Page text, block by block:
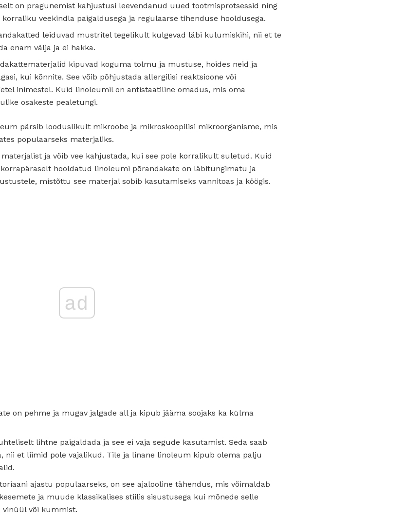
on pragunemist kahjustusi leevendanud uued tootmisprotsessid ning
veekindla paigaldusega ja regulaarse tihenduse hooldusega.
leiduvad mustritel tegelikult kulgevad läbi kulumiskihi, nii et te
enam välja ja ei hakka.
kipuvad koguma tolmu ja mustuse, hoides neid ja
kui kõnnite. See võib põhjustada allergilisi reaktsioone või
inimestel. Kuid linoleumil on antistaatiline omadus, mis oma
osakeste pealetungi.
pärsib looduslikult mikroobe ja mikroskoopilisi mikroorganisme, mis
populaarseks materjaliks.
ja võib vee kahjustada, kui see pole korralikult suletud. Kuid
hooldatud linoleumi põrandakate on läbitungimatu ja
mistõttu see materjal sobib kasutamiseks vannitoas ja köögis.
ad
on pehme ja mugav jalgade all ja kipub jääma soojaks ka külma
lihtne paigaldada ja see ei vaja segude kasutamist. Seda saab
nii et liimid pole vajalikud. Tile ja linane linoleum kipub olema palju
ajastu populaarseks, on see ajalooline tähendus, mis võimaldab
ja muude klassikalises stiilis sisustusega kui mõnede selle
vinüül või kummist.